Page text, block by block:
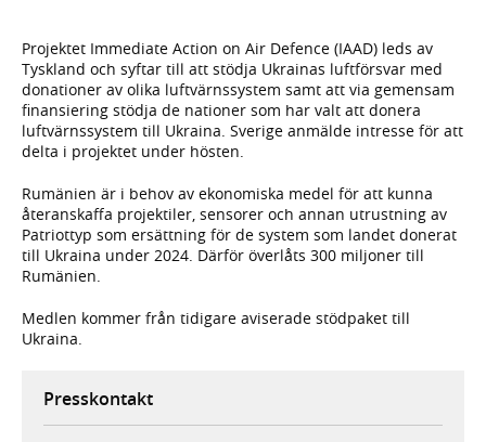
Projektet Immediate Action on Air Defence (IAAD) leds av
Tyskland och syftar till att stödja Ukrainas luftförsvar med
donationer av olika luftvärnssystem samt att via gemensam
finansiering stödja de nationer som har valt att donera
luftvärnssystem till Ukraina. Sverige anmälde intresse för att
delta i projektet under hösten.
Rumänien är i behov av ekonomiska medel för att kunna
återanskaffa projektiler, sensorer och annan utrustning av
Patriottyp som ersättning för de system som landet donerat
till Ukraina under 2024. Därför överlåts 300 miljoner till
Rumänien.
Medlen kommer från tidigare aviserade stödpaket till
Ukraina.
Presskontakt